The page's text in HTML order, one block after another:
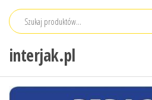
Przejdź
interjak.pl